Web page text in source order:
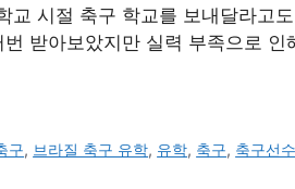
교 시절 축구 학교를 보내달라고
받아보았지만 실력 부족으로 인
구, 브라질 축구 유학, 유학, 축구, 축구선수